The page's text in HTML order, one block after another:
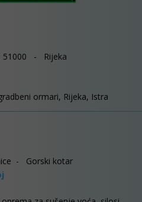
51000 - Rijeka
ormari, Rijeka, Istra
- Gorski kotar